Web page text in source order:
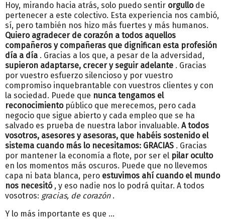
Hoy, mirando hacia atrás, solo puedo sentir orgullode
pertenecer a este colectivo. Esta experiencia nos cambió,
sí, pero también nos hizo más fuertes y más humanos.
Quiero agradecer de corazón a todos aquellos
compañeros y compañeras que dignifican esta profesión
día a día . Gracias a los que, a pesar de la adversidad,
supieron adaptarse, crecer y seguir adelante . Gracias
por vuestro esfuerzo silencioso y por vuestro
compromiso inquebrantable con vuestros clientes y con
la sociedad. Puede que nunca tengamos el
reconocimientopúblico que merecemos, pero cada
negocio que sigue abierto y cada empleo que se ha
salvado es prueba de nuestra labor invaluable. A todos
vosotros, asesores y asesoras, que habéis sostenido el
sistema cuando más lo necesitamos: GRACIAS . Gracias
por mantener la economía a flote, por ser el pilar oculto
en los momentos más oscuros. Puede que no llevemos
capa ni bata blanca, pero estuvimos ahí cuando el mundo
nos necesitó, y eso nadie nos lo podrá quitar. A todos
vosotros: gracias, de corazón.
Y lo más importante es que ...